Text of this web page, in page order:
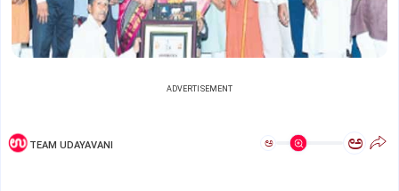
ADVERTISEMENT
TEAM UDAYAVANI ಅ ಅ